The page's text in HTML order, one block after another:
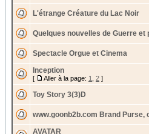
L'étrange Créature du Lac Noir
Quelques nouvelles de Guerre et
Spectacle Orgue et Cinema
Inception
[ Aller à la page: 1 2 ]
Toy Story 3(3)D
www.goonb2b.com Brand Purse,
AVATAR